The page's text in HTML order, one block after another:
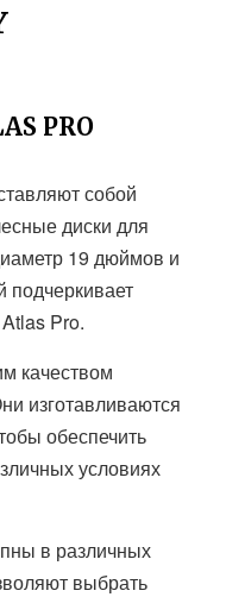
PRO
собой
диски для
19 дюймов и
подчеркивает
Pro.
качеством
изготавливаются
обеспечить
условиях
в различных
выбрать